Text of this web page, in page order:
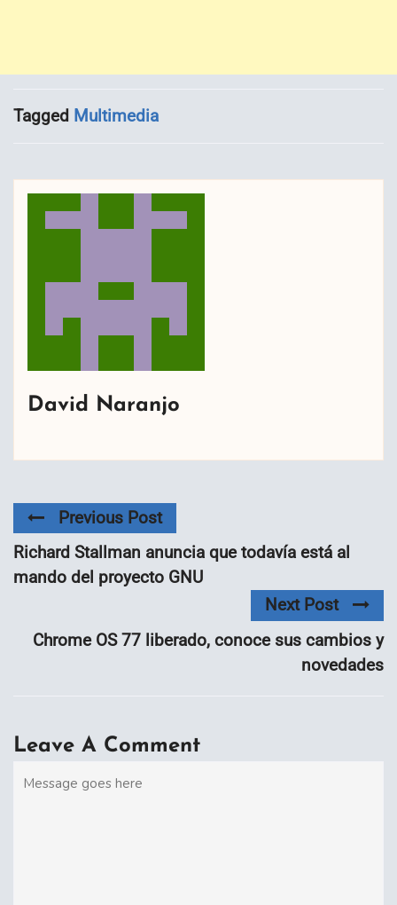
Tagged Multimedia
David Naranjo
Previous Post
Richard Stallman anuncia que todavía está al
mando del proyecto GNU
Next Post
Chrome OS 77 liberado, conoce sus cambios y
novedades
Leave A Comment